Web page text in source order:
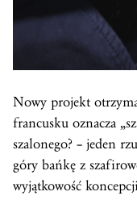
Nowy projekt
francusku oznacza
szalonego? – jeden
góry bańkę z
wyjątkowość